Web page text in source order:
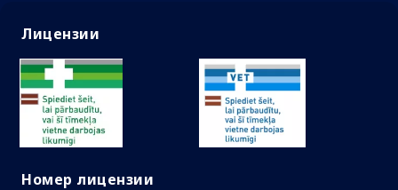
Лицензии
Номер лицензии